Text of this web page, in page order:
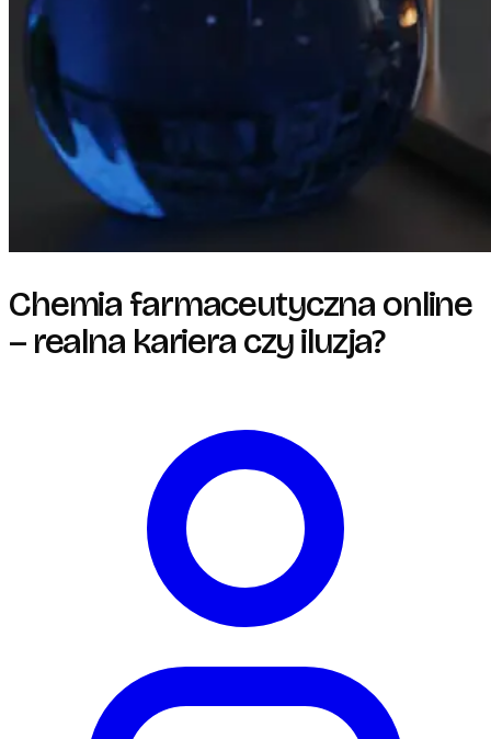
Chemia farmaceutyczna online
– realna kariera czy iluzja?